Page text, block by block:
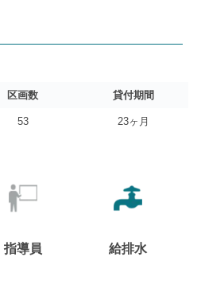
区画数 貸付期間
53 23ヶ月
指導員 給排水